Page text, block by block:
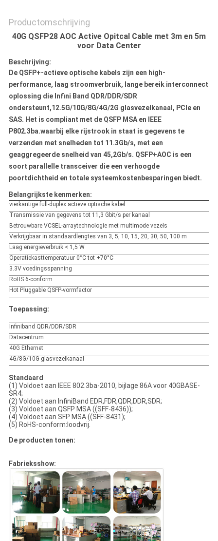
Productomschrijving
40G QSFP28 AOC Active Opitcal Cable met 3m en 5m
voor Data Center
Beschrijving:
De QSFP+-actieve optische kabels zijn een high-
performance, laag stroomverbruik, lange bereik interconnect
oplossing die Infini Band QDR/DDR/SDR
ondersteunt,12.5G/10G/8G/4G/2G glasvezelkanaal, PCIe en
SAS. Het is compliant met de QSFP MSA en IEEE
P802.3ba.waarbij elke rijstrook in staat is gegevens te
verzenden met snelheden tot 11.3Gb/s, met een
geaggregeerde snelheid van 45,2Gb/s. QSFP+AOC is een
soort parallelle transceiver die een verhoogde
poortdichtheid en totale systeemkostenbesparingen biedt.
Belangrijkste kenmerken:
vierkantige full-duplex actieve optische kabel
Transmissie van gegevens tot 11,3 Gbit/s per kanaal
Betrouwbare VCSEL-arraytechnologie met multimode vezels
Verkrijgbaar in standaardlengtes van 3, 5, 10, 15, 20, 30, 50, 100 m
Laag energieverbruik < 1,5 W
Operatiekasttemperatuur 0°C tot +70°C
3.3V voedingsspanning
RoHS 6-conform
Hot Pluggable QSFP-vormfactor
Toepassing:
Infiniband QDR/DDR/SDR
Datacentrum
40G Ethernet
4G/8G/10G glasvezelkanaal
Standaard
(1) Voldoet aan IEEE 802.3ba-2010, bijlage 86A voor 40GBASE-
SR4;
(2) Voldoet aan InfiniBand EDR,FDR,QDR,DDR,SDR;
(3) Voldoet aan QSFP MSA ((SFF-8436));
(4) Voldoet aan SFP MSA ((SFF-8431);
(5) RoHS-conform:loodvrij.
De producten tonen:
Fabrieksshow: